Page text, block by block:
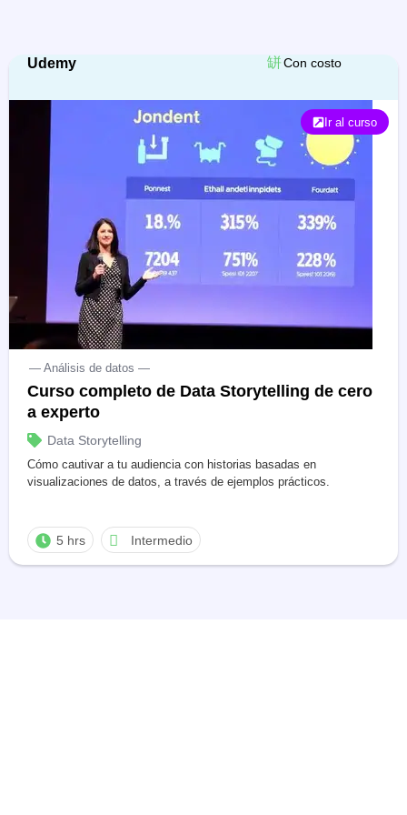
Udemy Con costo
Ir al curso
— Análisis de datos —
Curso completo de Data Storytelling de cero
a experto
Data Storytelling
Cómo cautivar a tu audiencia con historias basadas en
visualizaciones de datos, a través de ejemplos prácticos.
5 hrs Intermedio